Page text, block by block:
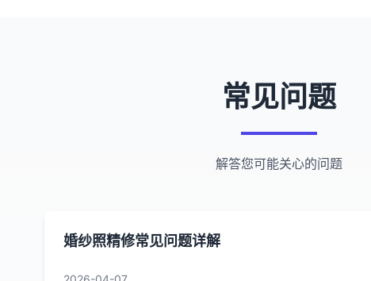
常见问题
解答您可能关心的问题
婚纱照精修常见问题详解